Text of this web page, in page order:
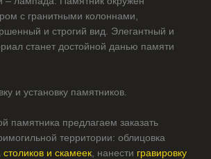
с гранитными колоннами,
и строгий вид. Элегантный и
станет достойной данью памяти
и установку памятников.
памятника предлагаем заказать
территории: облицовка
столиков и скамеек , нанести гравировку